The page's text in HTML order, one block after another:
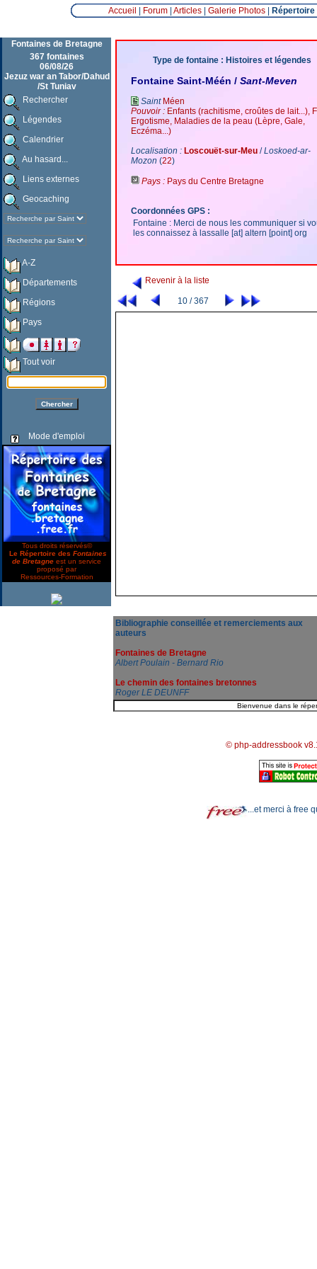
Accueil Forum| Articles| Galerie Photos|
Fontaines de Bretagne
367 fontaines
06/08/26
Jezuz war an Tabor/Dahud
/St Tuniav
Rechercher
Légendes
Calendrier
Au hasard...
Liens externes
Geocaching
A-Z
Départements
Régions
Pays
Tout voir
Mode d'emploi
Tous droits réservés©
Le Répertoire des Fontaines
de Bretagne est un service
proposé par
Ressources-Formation
Type de fontaine : Histoires et légendes
Fontaine Saint-Méén / Sant-Meven
Saint Méen
Pouvoir : Enfants (rachitisme, croûtes de lait...),
Ergotisme, Maladies de la peau (Lèpre, Gale,
Eczéma...)
Localisation : Loscouët-sur-Meu /Loskoed-ar-
Mozon (22)
Pays : Pays du Centre Bretagne
Coordonnées GPS :
Fontaine : Merci de nous les communiquer si
les connaissez à lassalle [at] altern [point] org
Revenir à la liste
10 / 367
Bibliographie conseillée et remerciements aux
auteurs
Fontaines de Bretagne
Albert Poulain - Bernard Rio
Le chemin des fontaines bretonnes
Roger LE DEUNFF
© php-addressbook
...et merci à free